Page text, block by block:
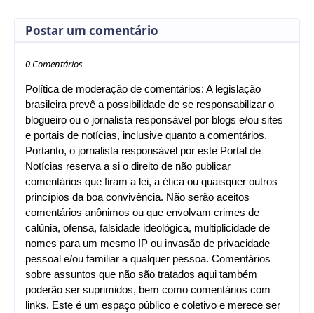
Postar um comentário
0 Comentários
Política de moderação de comentários: A legislação
brasileira prevê a possibilidade de se responsabilizar o
blogueiro ou o jornalista responsável por blogs e/ou sites
e portais de notícias, inclusive quanto a comentários.
Portanto, o jornalista responsável por este Portal de
Notícias reserva a si o direito de não publicar
comentários que firam a lei, a ética ou quaisquer outros
princípios da boa convivência. Não serão aceitos
comentários anônimos ou que envolvam crimes de
calúnia, ofensa, falsidade ideológica, multiplicidade de
nomes para um mesmo IP ou invasão de privacidade
pessoal e/ou familiar a qualquer pessoa. Comentários
sobre assuntos que não são tratados aqui também
poderão ser suprimidos, bem como comentários com
links. Este é um espaço público e coletivo e merece ser